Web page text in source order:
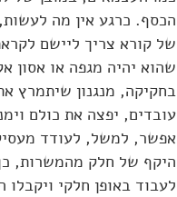
הכסף. כרגע אין מה
של קורא צריך ליישם
שהוא יהיה מגפה או אסון
בחקיקה, מנגנון שיתמרץ
עובדים, יפצה את כולם
אפשר, למשל, לעודד
היקף של חלק מהמשרות,
לעבוד באופן חלקי